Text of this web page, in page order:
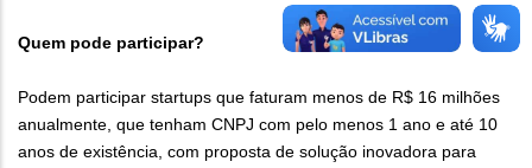
Quem pode participar?
Podem participar startups que faturam menos de R$ 16 milhões
anualmente, que tenham CNPJ com pelo menos 1 ano e até 10
anos de existência, com proposta de solução inovadora para